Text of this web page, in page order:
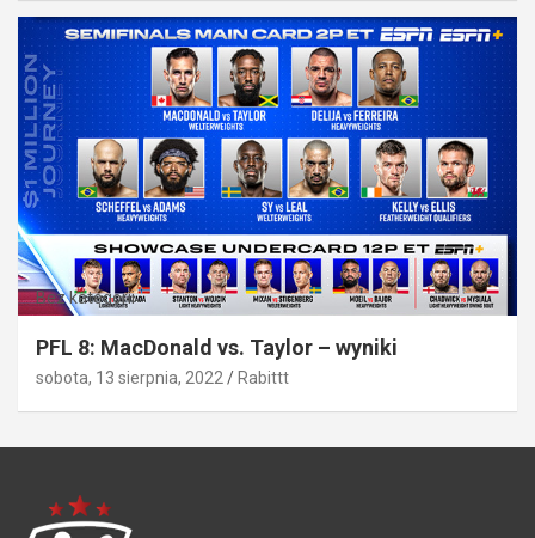
Bez kategorii
PFL 8: MacDonald vs. Taylor – wyniki
sobota, 13 sierpnia, 2022 Rabittt